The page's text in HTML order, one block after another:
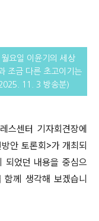
요일 이윤기의 세상
조금 다른 초고이기는
11. 3 방송분)
센터 기자회견장에
안 토론회>가 개최되
되었던 내용을 중심으
께 생각해 보겠습니